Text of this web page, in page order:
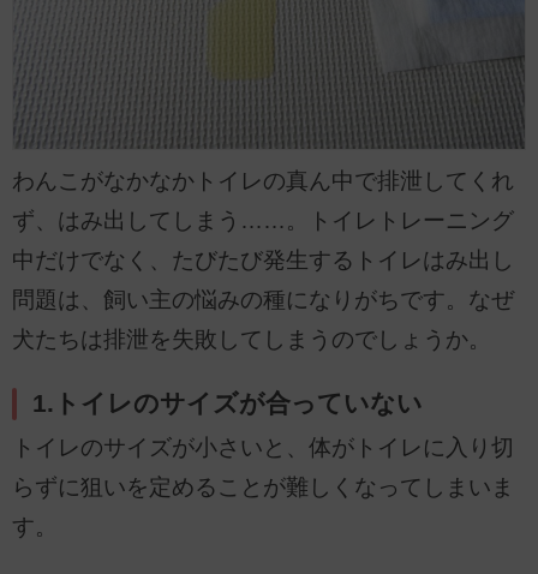
わんこがなかなかトイレの真ん中で排泄してくれ
ず、はみ出してしまう……。トイレトレーニング
中だけでなく、たびたび発生するトイレはみ出し
問題は、飼い主の悩みの種になりがちです。なぜ
犬たちは排泄を失敗してしまうのでしょうか。
1.トイレのサイズが合っていない
トイレのサイズが小さいと、体がトイレに入り切
らずに狙いを定めることが難しくなってしまいま
す。